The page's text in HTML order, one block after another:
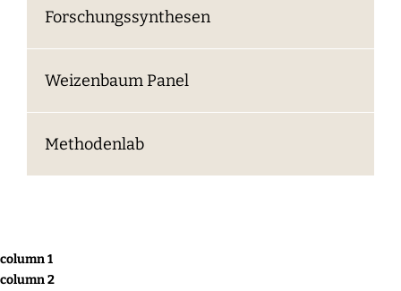
Forschungssynthesen
Weizenbaum Panel
Methodenlab
column 1
column 2